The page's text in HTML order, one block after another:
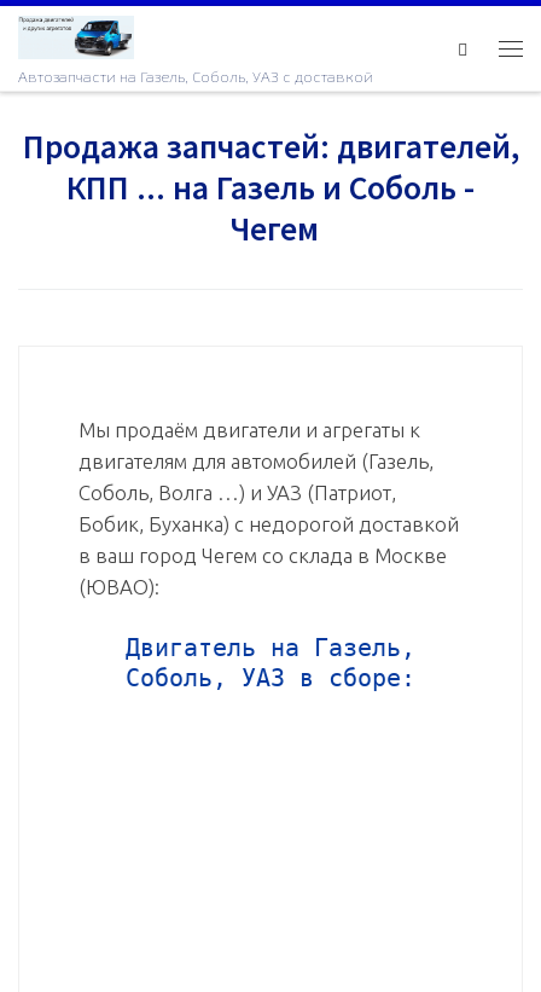
Skip to content
Автозапчасти на Газель, Соболь, УАЗ с доставкой
Продажа запчастей: двигателей,
КПП ... на Газель и Соболь -
Чегем
Мы продаём двигатели и агрегаты к
двигателям для автомобилей (Газель,
Соболь, Волга …) и УАЗ (Патриот,
Бобик, Буханка) с недорогой доставкой
в ваш город Чегем со склада в Москве
(ЮВАО):
Двигатель на Газель,
Соболь, УАЗ в сборе: